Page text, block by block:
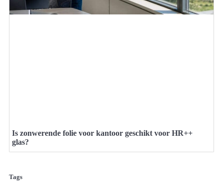
Is zonwerende folie voor kantoor geschikt voor HR++
glas?
Tags